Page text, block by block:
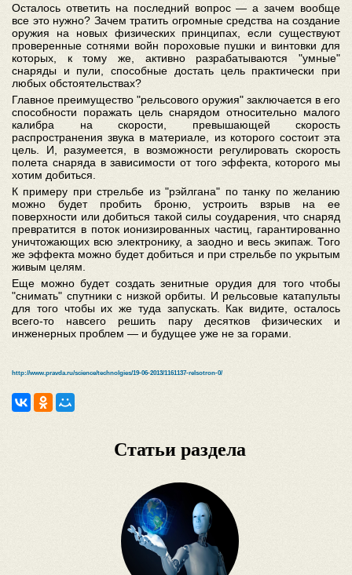
Осталось ответить на последний вопрос — а зачем вообще
все это нужно? Зачем тратить огромные средства на создание
оружия на новых физических принципах, если существуют
проверенные сотнями войн пороховые пушки и винтовки для
которых, к тому же, активно разрабатываются "умные"
снаряды и пули, способные достать цель практически при
любых обстоятельствах?
Главное преимущество "рельсового оружия" заключается в его
способности поражать цель снарядом относительно малого
калибра на скорости, превышающей скорость
распространения звука в материале, из которого состоит эта
цель. И, разумеется, в возможности регулировать скорость
полета снаряда в зависимости от того эффекта, которого мы
хотим добиться.
К примеру при стрельбе из "рэйлгана" по танку по желанию
можно будет пробить броню, устроить взрыв на ее
поверхности или добиться такой силы соударения, что снаряд
превратится в поток ионизированных частиц, гарантированно
уничтожающих всю электронику, а заодно и весь экипаж. Того
же эффекта можно будет добиться и при стрельбе по укрытым
живым целям.
Еще можно будет создать зенитные орудия для того чтобы
"снимать" спутники с низкой орбиты. И рельсовые катапульты
для того чтобы их же туда запускать. Как видите, осталось
всего-то навсего решить пару десятков физических и
инженерных проблем — и будущее уже не за горами.
http://www.pravda.ru/science/technolgies/19-06-2013/1161137-relsotron-0/
Статьи раздела